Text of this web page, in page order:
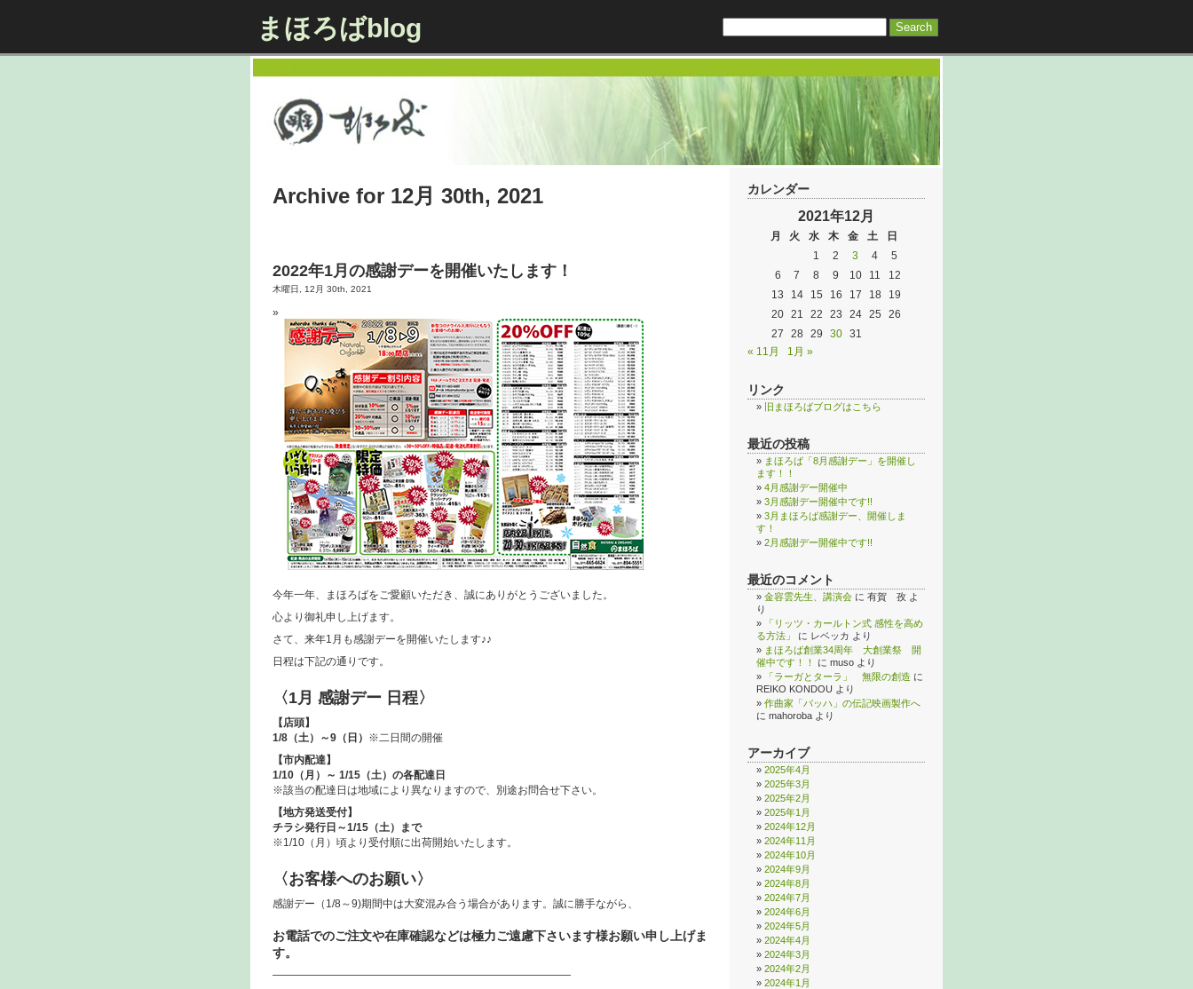
まほろばblog
Archive for 12月 30th, 2021
2022年1月の感謝デーを開催いたします！
木曜日, 12月 30th, 2021
今年一年、まほろばをご愛顧いただき、誠にありがとうございました。
心より御礼申し上げます。
さて、来年1月も感謝デーを開催いたします♪♪
日程は下記の通りです。
〈1月 感謝デー 日程〉
【店頭】
1/8（土）～9（日） ※二日間の開催
【市内配達】
1/10（月）～ 1/15 （土）の各配達日
※該当の配達日は地域により異なりますので、別途お問合せ下さい。
【地方発送受付】
チラシ発行日～1/15（土）まで
※1/10（月）頃より受付順に出荷開始いたします。
〈お客様へのお願い〉
感謝デー（1/8～9)期間中は大変混み合う場合があります。誠に勝手ながら、
お電話でのご注文や在庫確認などは極力ご遠慮下さいます様お願い申し上げま
す。
————————————————————————————
カレンダー
2021年12月
月 火 水 木 金 土
日
1
2 3 4
5
6
7 8 9 10 11
12
13
14 15 16 17 18
19
20 21 22 23 24 25
26
27
28 29 30
31
« 11月
1月 »
リンク
旧まほろばブログはこちら
最近の投稿
まほろば「8月感謝デー」を開催し
ます！！
4月感謝デー開催中
3月感謝デー開催中です!!
3月まほろば感謝デー、開催しま
す！
2月感謝デー開催中です!!
最近のコメント
金容雲先生、講演会 に 有賀 孜 よ
り
「リッツ・カールトン式 感性を高め
る方法」
に レベッカ より
まほろば創業34周年 大創業祭 開
催中です！！
に muso より
「ラーガとターラ」 無限の創造 に
REIKO KONDOU より
作曲家「バッハ」の伝記映画製作へ
に mahoroba より
アーカイブ
2025年4月
2025年3月
2025年2月
2025年1月
2024年12月
2024年11月
2024年10月
2024年9月
2024年8月
2024年7月
2024年6月
2024年5月
2024年4月
2024年3月
2024年2月
2024年1月